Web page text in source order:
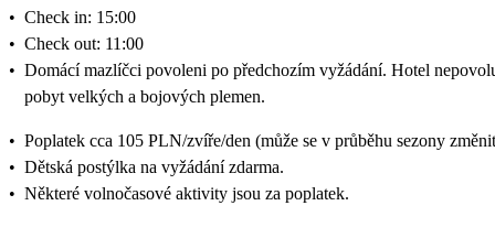
• Check in: 15:00
• Check out: 11:00
• Domácí mazlíčci povoleni po předchozím vyžádání. Hotel
pobyt velkých a bojových plemen.
• Poplatek cca 105 PLN/zvíře/den (může se v průběhu sezony
• Dětská postýlka na vyžádání zdarma.
• Některé volnočasové aktivity jsou za poplatek.